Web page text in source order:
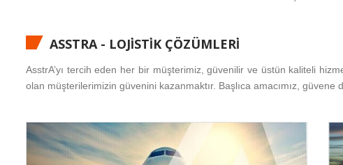
ASSTRA - LOJİSTİK ÇÖZÜMLERİ
AsstrA’yı tercih eden her bir müşterimiz, güvenilir ve üstün kaliteli
olan müşterilerimizin güvenini kazanmaktır. Başlıca amacımız, güvene